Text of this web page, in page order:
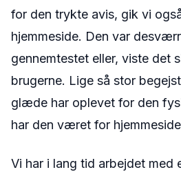
for den trykte avis, gik vi
hjemmeside. Den var
gennemtestet eller, viste det
brugerne. Lige så stor
glæde har oplevet for den
har den været for
Vi har i lang tid arbejdet med